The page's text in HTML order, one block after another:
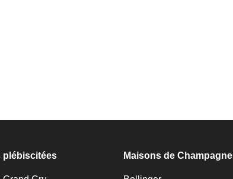
plébiscitées Maisons de Champagne